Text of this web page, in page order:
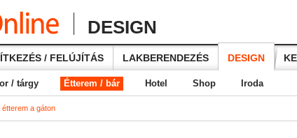
DESIGN
/ FELÚJÍTÁS LAKBERENDEZÉS DESIGN
/ tárgy Étterem / bár Hotel Shop Iroda
a gáton